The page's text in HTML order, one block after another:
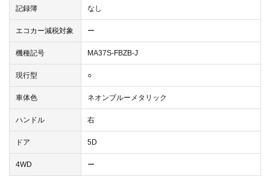
記録簿 なし
エコカー減税対象 ー
機種記号 MA37S-FBZB-J
現行型 ○
車体色 ネオンブルーメタリック
ハンドル 右
ドア 5D
4WD ー